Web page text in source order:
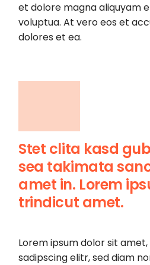
et dolore magna aliquyam
voluptua. At vero eos et
dolores et ea.
Stet clita kasd
sea takimata
amet in. Lorem
trindicut amet.
Lorem ipsum dolor sit
sadipscing elitr, sed diam